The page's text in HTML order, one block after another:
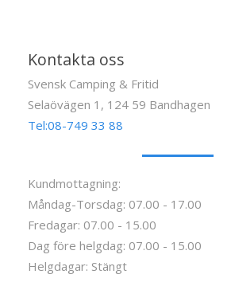
Kontakta oss
Svensk Camping & Fritid
Selaövägen 1, 124 59 Bandhagen
Tel:08-749 33 88
Kundmottagning:
Måndag-Torsdag: 07.00 - 17.00
Fredagar: 07.00 - 15.00
Dag före helgdag: 07.00 - 15.00
Helgdagar: Stängt